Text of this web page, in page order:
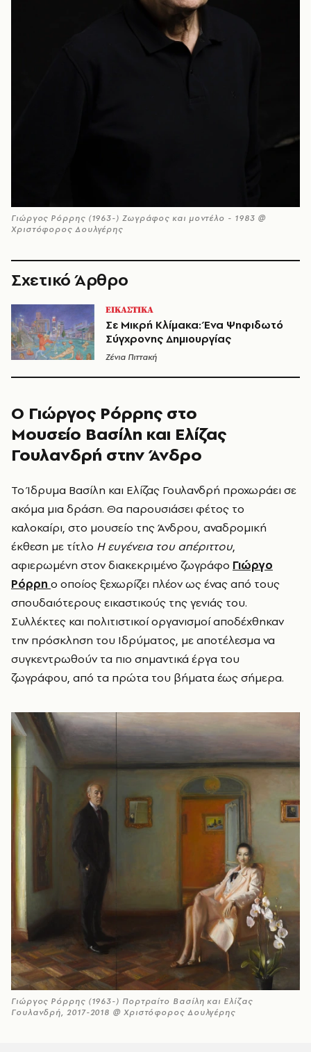
Γιώργος Ρόρρης (1963-) Ζωγράφος και μοντέλο - 1983 @
Χριστόφορος Δουλγέρης
Σχετικό Άρθρο
ΕΙΚΑΣΤΙΚΑ
Σε Μικρή Κλίμακα: Ένα Ψηφιδωτό
Σύγχρονης Δημιουργίας
Ζένια Πιττακή
Ο Γιώργος Ρόρρης στο
Μουσείο Βασίλη και Ελίζας
Γουλανδρή στην Άνδρο
Το Ίδρυμα Βασίλη και Ελίζας Γουλανδρή προχωράει σε
ακόμα μια δράση. Θα παρουσιάσει φέτος το
καλοκαίρι, στο μουσείο της Άνδρου, αναδρομική
έκθεση με τίτλο Η ευγένεια του απέριττου,
αφιερωμένη στον διακεκριμένο ζωγράφο Γιώργο
Ρόρρη ο οποίος ξεχωρίζει πλέον ως ένας από τους
σπουδαιότερους εικαστικούς της γενιάς του.
Συλλέκτες και πολιτιστικοί οργανισμοί αποδέχθηκαν
την πρόσκληση του Ιδρύματος, με αποτέλεσμα να
συγκεντρωθούν τα πιο σημαντικά έργα του
ζωγράφου, από τα πρώτα του βήματα έως σήμερα.
Γιώργος Ρόρρης (1963-) Πορτραίτο Βασίλη και Ελίζας
Γουλανδρή, 2017-2018 @ Χριστόφορος Δουλγέρης